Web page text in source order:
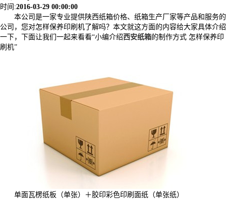
时间:2016-03-29 00:00:00
本公司是一家专业提供陕西纸箱价格、纸箱生产厂家等产品和服务的
公司，您对怎样保养印刷机了解吗？本文就这方面的内容给大家具体介绍
一下，下面让我们一起来看看“小编介绍西安纸箱的制作方式 怎样保养印
刷机”
单面瓦楞纸板（单张）＋胶印彩色印刷面纸（单张纸）